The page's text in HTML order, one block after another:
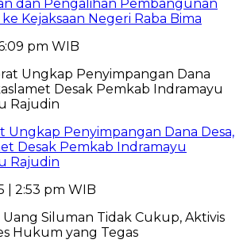
dan Pengalihan Pembangunan
Kejaksaan Negeri Raba Bima
pm WIB
Ungkap Penyimpangan Dana Desa,
Desak Pemkab Indramayu
Rajudin
| 2:53 pm WIB